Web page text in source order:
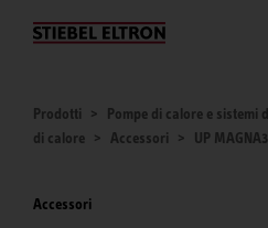
Azienda
Prodotti Pompe di calore e sistemi
di calore
Accessori UP
Accessori